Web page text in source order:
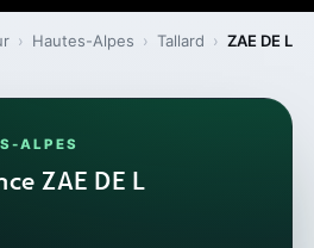
› Hautes-Alpes › Tallard › ZAE DE L
ALPES
ZAE DE L